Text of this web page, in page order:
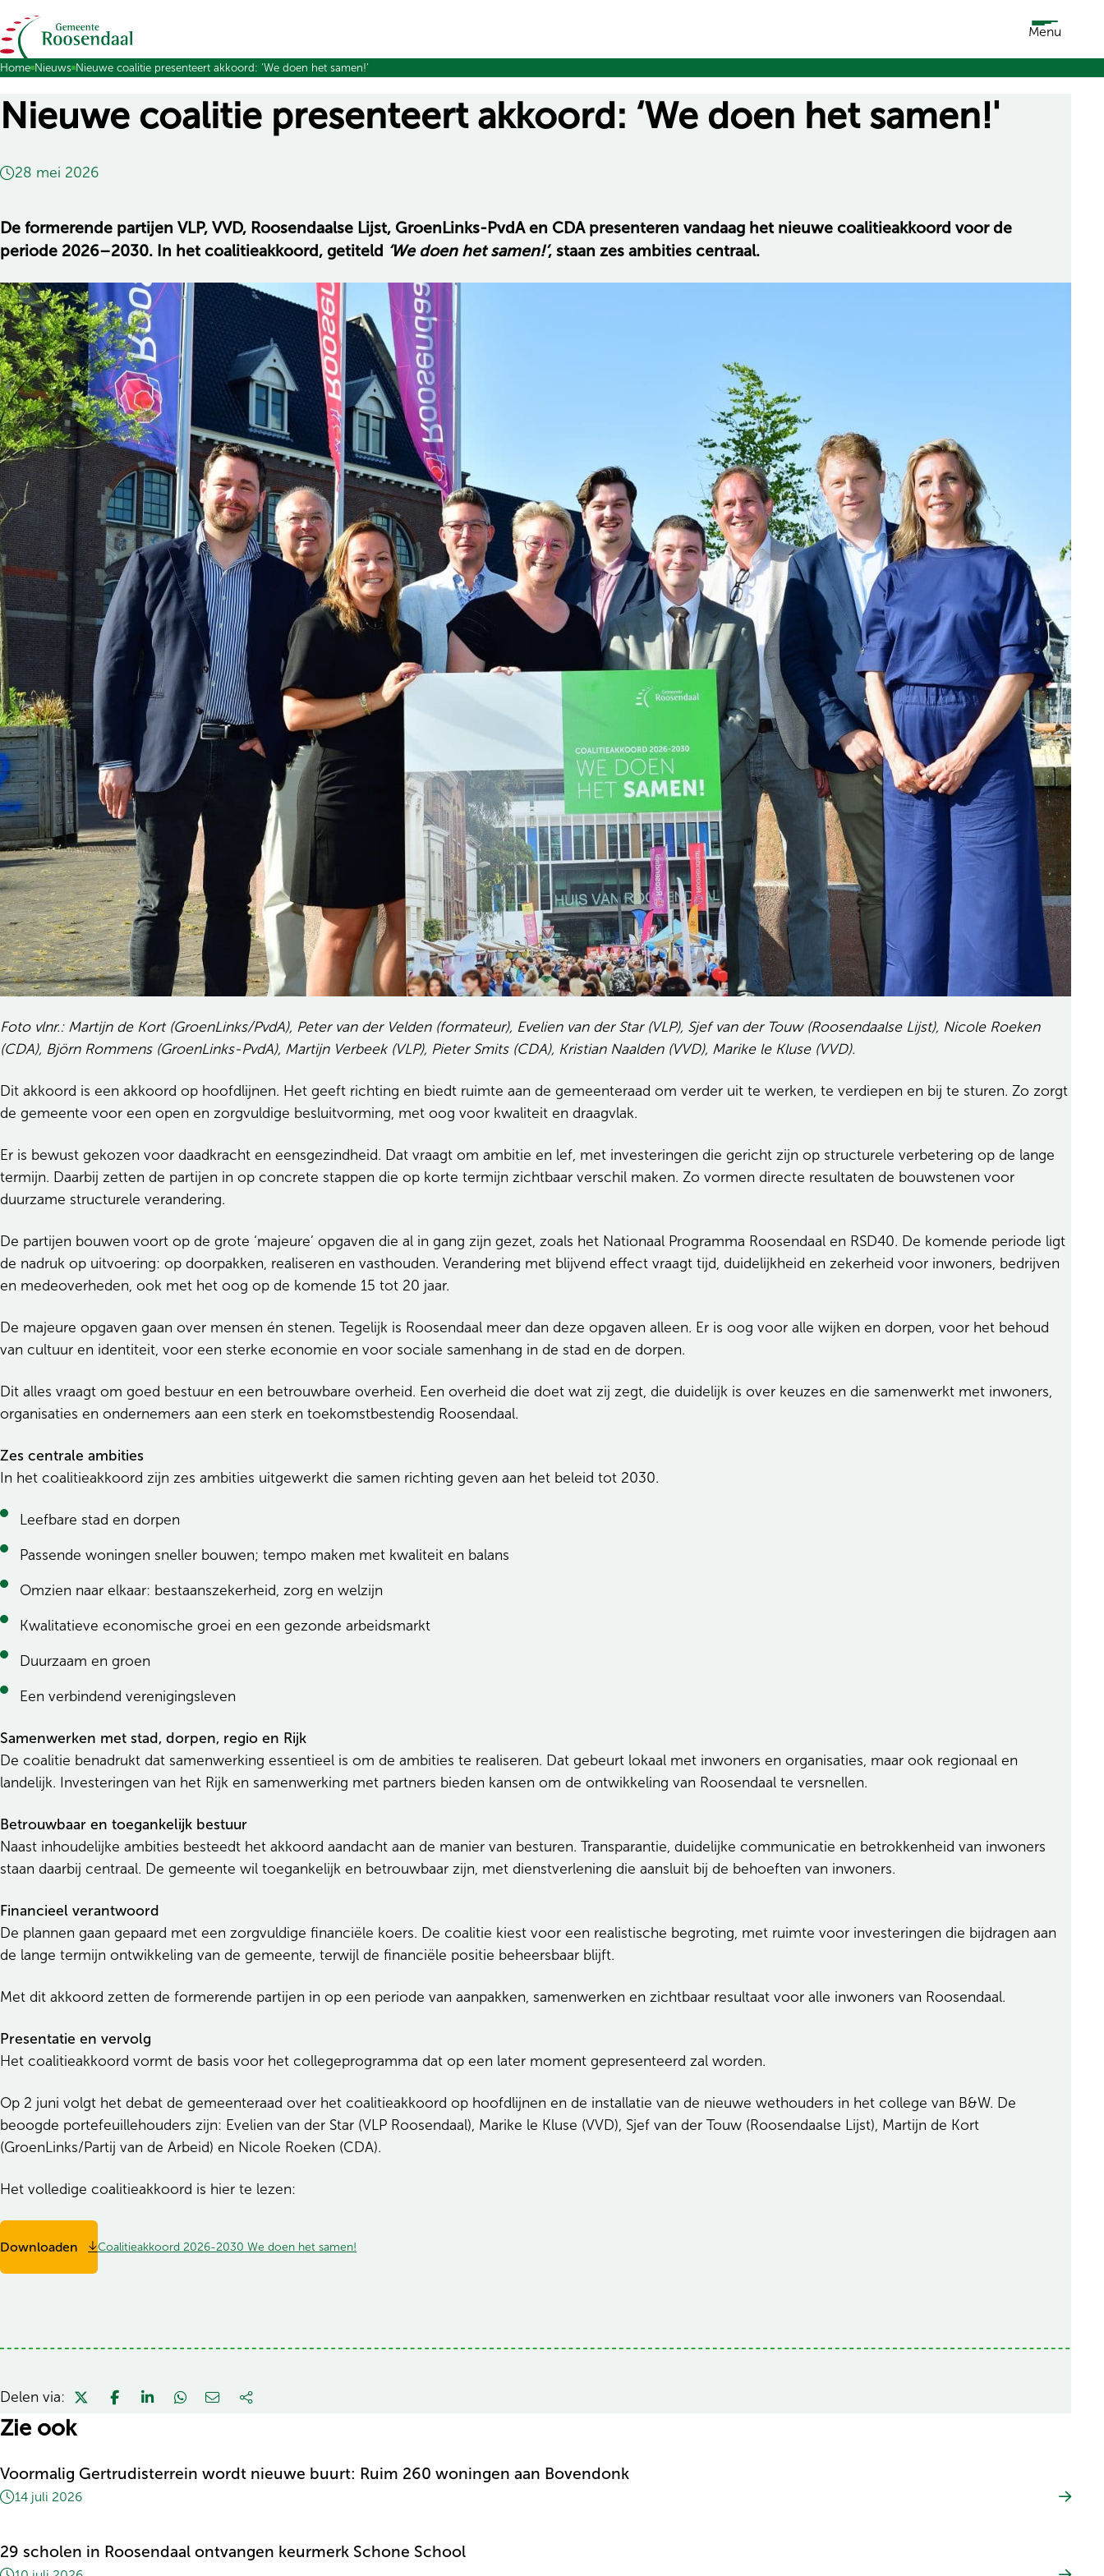
Ga naar de inhoud Menu
Home Nieuws Nieuwe coalitie presenteert akkoord: ‘We doen het samen!’
Nieuwe coalitie presenteert akkoord: ‘We doen het samen!'
28 mei 2026
De formerende partijen VLP, VVD, Roosendaalse Lijst, GroenLinks-PvdA en CDA presenteren vandaag het nieuwe coalitieakkoord voor de
periode 2026–2030. In het coalitieakkoord, getiteld ‘We doen het samen!’, staan zes ambities centraal.
Foto vlnr.: Martijn de Kort (GroenLinks/PvdA), Peter van der Velden (formateur), Evelien van der Star (VLP), Sjef van der Touw (Roosendaalse Lijst), Nicole Roeken
(CDA), Björn Rommens (GroenLinks-PvdA), Martijn Verbeek (VLP), Pieter Smits (CDA), Kristian Naalden (VVD), Marike le Kluse (VVD).
Dit akkoord is een akkoord op hoofdlijnen. Het geeft richting en biedt ruimte aan de gemeenteraad om verder uit te werken, te verdiepen en bij te sturen. Zo zorgt
de gemeente voor een open en zorgvuldige besluitvorming, met oog voor kwaliteit en draagvlak.
Er is bewust gekozen voor daadkracht en eensgezindheid. Dat vraagt om ambitie en lef, met investeringen die gericht zijn op structurele verbetering op de lange
termijn. Daarbij zetten de partijen in op concrete stappen die op korte termijn zichtbaar verschil maken. Zo vormen directe resultaten de bouwstenen voor
duurzame structurele verandering.
De partijen bouwen voort op de grote ‘majeure’ opgaven die al in gang zijn gezet, zoals het Nationaal Programma Roosendaal en RSD40. De komende periode ligt
de nadruk op uitvoering: op doorpakken, realiseren en vasthouden. Verandering met blijvend effect vraagt tijd, duidelijkheid en zekerheid voor inwoners, bedrijven
en medeoverheden, ook met het oog op de komende 15 tot 20 jaar.
De majeure opgaven gaan over mensen én stenen. Tegelijk is Roosendaal meer dan deze opgaven alleen. Er is oog voor alle wijken en dorpen, voor het behoud
van cultuur en identiteit, voor een sterke economie en voor sociale samenhang in de stad en de dorpen.
Dit alles vraagt om goed bestuur en een betrouwbare overheid. Een overheid die doet wat zij zegt, die duidelijk is over keuzes en die samenwerkt met inwoners,
organisaties en ondernemers aan een sterk en toekomstbestendig Roosendaal.
Zes centrale ambities
In het coalitieakkoord zijn zes ambities uitgewerkt die samen richting geven aan het beleid tot 2030.
Leefbare stad en dorpen
Passende woningen sneller bouwen; tempo maken met kwaliteit en balans
Omzien naar elkaar: bestaanszekerheid, zorg en welzijn
Kwalitatieve economische groei en een gezonde arbeidsmarkt
Duurzaam en groen
Een verbindend verenigingsleven
Samenwerken met stad, dorpen, regio en Rijk
De coalitie benadrukt dat samenwerking essentieel is om de ambities te realiseren. Dat gebeurt lokaal met inwoners en organisaties, maar ook regionaal en
landelijk. Investeringen van het Rijk en samenwerking met partners bieden kansen om de ontwikkeling van Roosendaal te versnellen.
Betrouwbaar en toegankelijk bestuur
Naast inhoudelijke ambities besteedt het akkoord aandacht aan de manier van besturen. Transparantie, duidelijke communicatie en betrokkenheid van inwoners
staan daarbij centraal. De gemeente wil toegankelijk en betrouwbaar zijn, met dienstverlening die aansluit bij de behoeften van inwoners.
Financieel verantwoord
De plannen gaan gepaard met een zorgvuldige financiële koers. De coalitie kiest voor een realistische begroting, met ruimte voor investeringen die bijdragen aan
de lange termijn ontwikkeling van de gemeente, terwijl de financiële positie beheersbaar blijft.
Met dit akkoord zetten de formerende partijen in op een periode van aanpakken, samenwerken en zichtbaar resultaat voor alle inwoners van Roosendaal.
Presentatie en vervolg
Het coalitieakkoord vormt de basis voor het collegeprogramma dat op een later moment gepresenteerd zal worden.
Op 2 juni volgt het debat de gemeenteraad over het coalitieakkoord op hoofdlijnen en de installatie van de nieuwe wethouders in het college van B&W. De
beoogde portefeuillehouders zijn: Evelien van der Star (VLP Roosendaal), Marike le Kluse (VVD), Sjef van der Touw (Roosendaalse Lijst), Martijn de Kort
(GroenLinks/Partij van de Arbeid) en Nicole Roeken (CDA).
Het volledige coalitieakkoord is hier te lezen:
Coalitieakkoord 2026-2030 We doen het samen!
Downloaden
Delen via:
Zie ook
Voormalig Gertrudisterrein wordt nieuwe buurt: Ruim 260 woningen aan Bovendonk
14 juli 2026
29 scholen in Roosendaal ontvangen keurmerk Schone School